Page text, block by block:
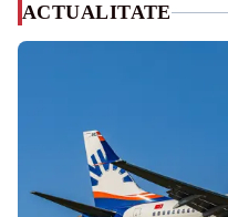
ACTUALITATE